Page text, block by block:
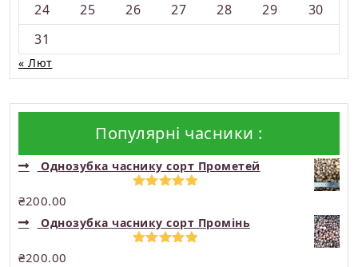
24
25 26 27 28 29
30
31
« Лют
Популярні часники :
Однозубка часнику сорт Прометей
₴200.00
Однозубка часнику сорт Промінь
₴200.00